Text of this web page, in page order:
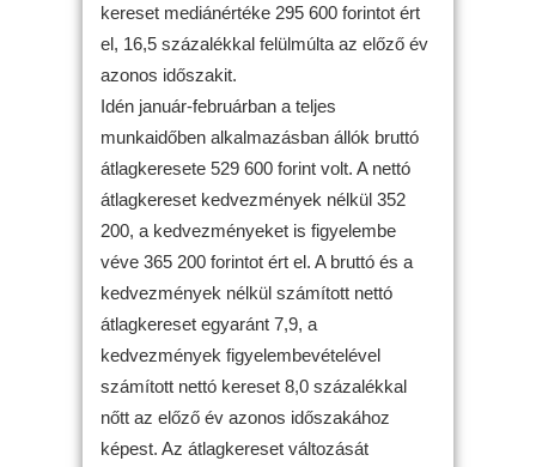
kereset mediánértéke 295 600 forintot ért
el, 16,5 százalékkal felülmúlta az előző év
azonos időszakit.
Idén január-februárban a teljes
munkaidőben alkalmazásban állók bruttó
átlagkeresete 529 600 forint volt. A nettó
átlagkereset kedvezmények nélkül 352
200, a kedvezményeket is figyelembe
véve 365 200 forintot ért el. A bruttó és a
kedvezmények nélkül számított nettó
átlagkereset egyaránt 7,9, a
kedvezmények figyelembevételével
számított nettó kereset 8,0 százalékkal
nőtt az előző év azonos időszakához
képest. Az átlagkereset változását